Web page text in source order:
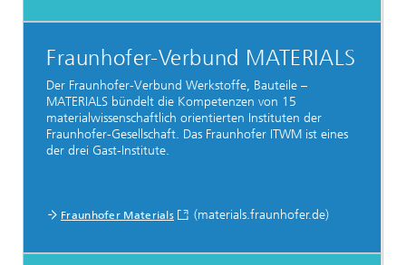
Fraunhofer-Verbund MATERIALS
Der Fraunhofer-Verbund Werkstoffe, Bauteile –
MATERIALS bündelt die Kompetenzen von 15
materialwissenschaftlich orientierten Instituten der
Fraunhofer-Gesellschaft. Das Fraunhofer ITWM ist eines
der drei Gast-Institute.
Fraunhofer Materials (materials.fraunhofer.de)